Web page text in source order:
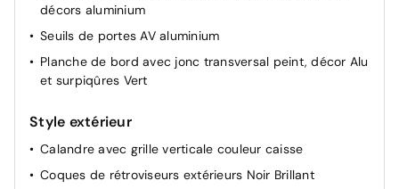
Banquette AR rabattable 2/3-1/3
Pédalier Sport et repose pied en aluminium
Rétroviseurs extérieurs électriques, dégivrants et
rabattables électriquement, avec répétiteurs de feux
Peugeot i-Cockpit avec instrumentation numérique 10"
personnalisable
Rétroviseur intérieur photosensible
décors aluminium
Seuils de portes AV aluminium
Planche de bord avec jonc transversal peint, décor Alu
et surpiqûres Vert
Style extérieur
Calandre avec grille verticale couleur caisse
Coques de rétroviseurs extérieurs Noir Brillant